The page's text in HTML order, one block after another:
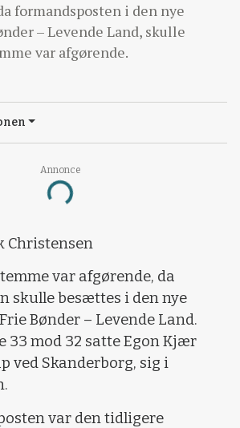
Annonce
Loading...
formandsposten i den nye
– Levende Land, skulle
var afgørende.
Christensen
var afgørende, da
skulle besættes i den nye
Bønder – Levende Land.
33 mod 32 satte Egon Kjær
ved Skanderborg, sig i
var den tidligere